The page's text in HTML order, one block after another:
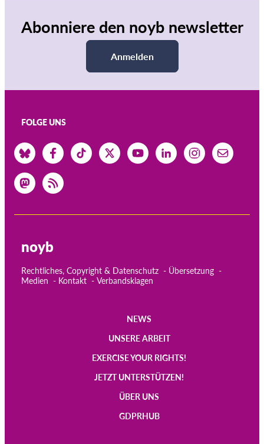
Abonniere den noyb newsletter
Anmelden
FOLGE UNS
noyb
Rechtliches, Copyright & Datenschutz
Übersetzung
Medien
Kontakt Verbandsklagen
NEWS
UNSERE ARBEIT
EXERCISE YOUR RIGHTS!
JETZT UNTERSTÜTZEN!
ÜBER UNS
GDPRHUB